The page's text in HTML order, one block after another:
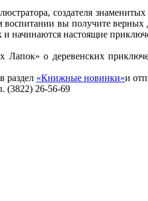
создателя
вы получите
начинаются настоящие
Лапок» о деревенских
раздел «Книжные новинки»и
(3822) 26-56-69